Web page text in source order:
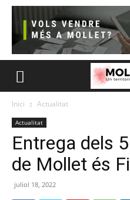
Inici Actualitat
Actualitat
Entrega dels
de Mollet és
juliol 18, 2022